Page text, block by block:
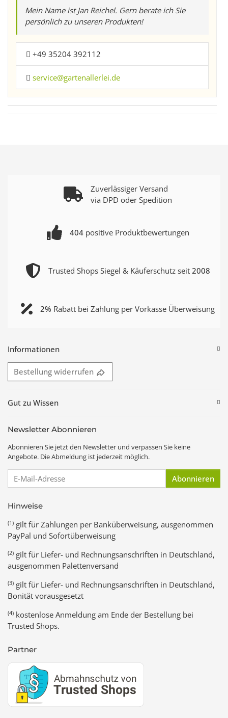
Mein Name ist Jan Reichel. Gern berate ich Sie
persönlich zu unseren Produkten!
+49 35204 392112
service@gartenallerlei.de
Zuverlässiger Versand
via DPD oder Spedition
404positive Produktbewertungen
Trusted Shops Siegel & Käuferschutz seit 2008
2% Rabatt bei Zahlung per Vorkasse Überweisung
Informationen
Bestellung widerrufen
Gut zu Wissen
Newsletter Abonnieren
Abonnieren Sie jetzt den Newsletter und verpassen Sie keine
Angebote. Die Abmeldung ist jederzeit möglich.
E-Mail-Adresse Abonnieren
Hinweise
(1) gilt für Zahlungen per Banküberweisung, ausgenommen
PayPal und Sofortüberweisung
(2) gilt für Liefer- und Rechnungsanschriften in Deutschland,
ausgenommen Palettenversand
(3) gilt für Liefer- und Rechnungsanschriften in Deutschland,
Bonität vorausgesetzt
(4) kostenlose Anmeldung am Ende der Bestellung bei
Trusted Shops.
Partner